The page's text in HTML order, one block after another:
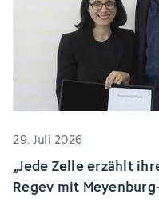
29. Juli 2026
„Jede Zelle erzählt
Regev mit